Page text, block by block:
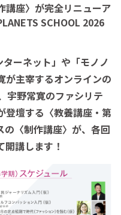
講座〉が完全リニューア
SCHOOL 2026
ーネット」や「モノノ
が主宰するオンラインの
宇野常寛のファシリテ
登壇する〈教養講座・第
の〈制作講座〉が、各回
講します！